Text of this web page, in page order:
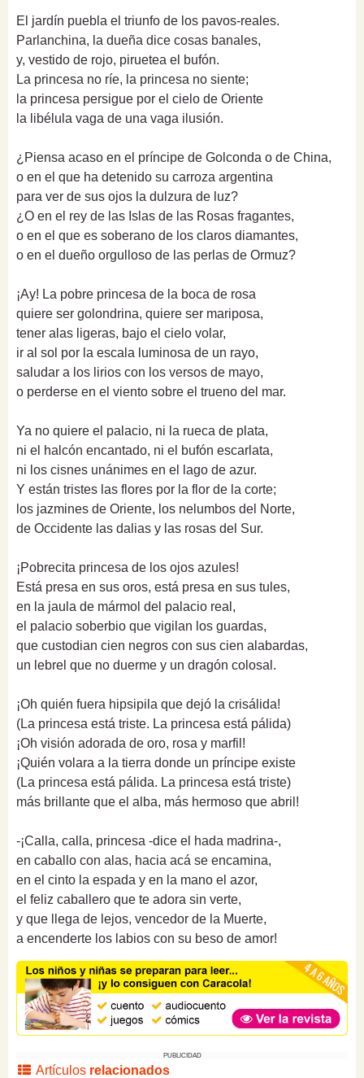
El jardín puebla el triunfo de los pavos-reales.
Parlanchina, la dueña dice cosas banales,
y, vestido de rojo, piruetea el bufón.
La princesa no ríe, la princesa no siente;
la princesa persigue por el cielo de Oriente
la libélula vaga de una vaga ilusión.
¿Piensa acaso en el príncipe de Golconda o de China,
o en el que ha detenido su carroza argentina
para ver de sus ojos la dulzura de luz?
¿O en el rey de las Islas de las Rosas fragantes,
o en el que es soberano de los claros diamantes,
o en el dueño orgulloso de las perlas de Ormuz?
¡Ay! La pobre princesa de la boca de rosa
quiere ser golondrina, quiere ser mariposa,
tener alas ligeras, bajo el cielo volar,
ir al sol por la escala luminosa de un rayo,
saludar a los lirios con los versos de mayo,
o perderse en el viento sobre el trueno del mar.
Ya no quiere el palacio, ni la rueca de plata,
ni el halcón encantado, ni el bufón escarlata,
ni los cisnes unánimes en el lago de azur.
Y están tristes las flores por la flor de la corte;
los jazmines de Oriente, los nelumbos del Norte,
de Occidente las dalias y las rosas del Sur.
¡Pobrecita princesa de los ojos azules!
Está presa en sus oros, está presa en sus tules,
en la jaula de mármol del palacio real,
el palacio soberbio que vigilan los guardas,
que custodian cien negros con sus cien alabardas,
un lebrel que no duerme y un dragón colosal.
¡Oh quién fuera hipsipila que dejó la crisálida!
(La princesa está triste. La princesa está pálida)
¡Oh visión adorada de oro, rosa y marfil!
¡Quién volara a la tierra donde un príncipe existe
(La princesa está pálida. La princesa está triste)
más brillante que el alba, más hermoso que abril!
-¡Calla, calla, princesa -dice el hada madrina-,
en caballo con alas, hacia acá se encamina,
en el cinto la espada y en la mano el azor,
el feliz caballero que te adora sin verte,
y que llega de lejos, vencedor de la Muerte,
a encenderte los labios con su beso de amor!
PUBLICIDAD
Artículos relacionados